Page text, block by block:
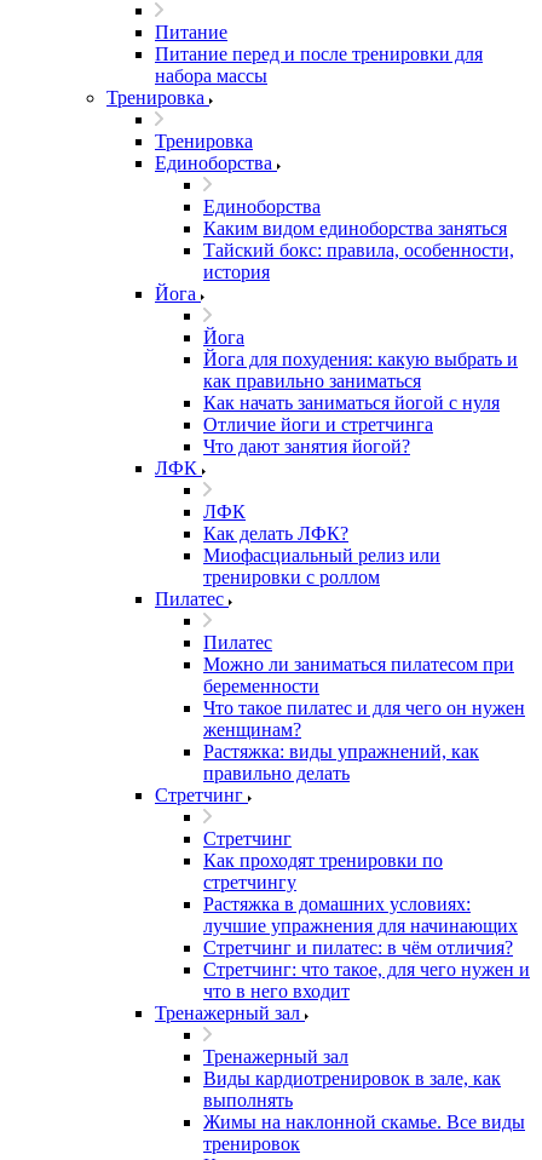
Питание
Питание перед и после тренировки для
набора массы
Тренировка
Тренировка
Единоборства
Единоборства
Каким видом единоборства заняться
Тайский бокс: правила, особенности,
история
Йога
Йога
Йога для похудения: какую выбрать и
как правильно заниматься
Как начать заниматься йогой с нуля
Отличие йоги и стретчинга
Что дают занятия йогой?
ЛФК
ЛФК
Как делать ЛФК?
Миофасциальный релиз или
тренировки с роллом
Пилатес
Пилатес
Можно ли заниматься пилатесом при
беременности
Что такое пилатес и для чего он нужен
женщинам?
Растяжка: виды упражнений, как
правильно делать
Стретчинг
Стретчинг
Как проходят тренировки по
стретчингу
Растяжка в домашних условиях:
лучшие упражнения для начинающих
Стретчинг и пилатес: в чём отличия?
Стретчинг: что такое, для чего нужен и
что в него входит
Тренажерный зал
Тренажерный зал
Виды кардиотренировок в зале, как
выполнять
Жимы на наклонной скамье. Все виды
тренировок